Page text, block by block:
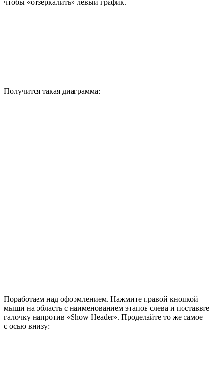
чтобы «отзеркалить» левый график.
Получится такая диаграмма:
Поработаем над оформлением. Нажмите правой кнопкой
мыши на область с наименованием этапов слева и поставьте
галочку напротив «Show Header». Проделайте то же самое
с осью внизу: